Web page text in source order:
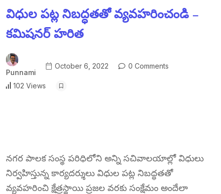
విధుల పట్ల నిబద్ధతతో వ్యవహరించండి –
కమిషనర్ హరిత
Punnami
October 6, 2022 0 Comments
102 Views
నగర పాలక సంస్థ పరిధిలోని అన్ని సచివాలయాల్లో విధులు
నిర్వహిస్తున్న కార్యదర్శులు విధుల పట్ల నిబద్ధతతో
వ్యవహరించి క్షేత్రస్థాయి ప్రజల వరకు సంక్షేమం అందేలా